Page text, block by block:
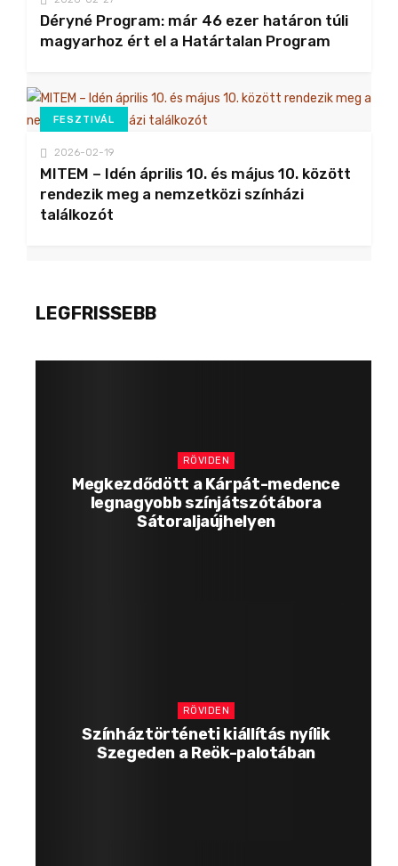
Déryné Program: már 46 ezer határon túli
magyarhoz ért el a Határtalan Program
FESZTIVÁL
2026-02-19
MITEM – Idén április 10. és május 10. között
rendezik meg a nemzetközi színházi
találkozót
LEGFRISSEBB
RÖVIDEN
Megkezdődött a Kárpát-medence
legnagyobb színjátszótábora
Sátoraljaújhelyen
RÖVIDEN
Színháztörténeti kiállítás nyílik
Szegeden a Reök-palotában